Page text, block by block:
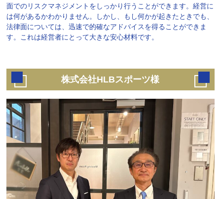
面でのリスクマネジメントをしっかり行うことができます。経営に
は何があるかわかりません。しかし、もし何かが起きたときでも、
法律面については、迅速で的確なアドバイスを得ることができま
す。これは経営者にとって大きな安心材料です。
株式会社HLBスポーツ様